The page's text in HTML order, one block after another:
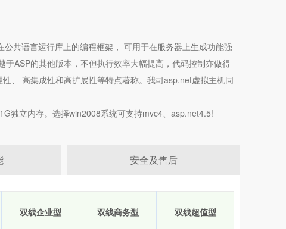
共语言运行库上的编程框架， 可用于在服务器上生成功能强
ASP的其他版本，不但执行效率大幅提高，代码控制亦做得
、 高集成性和高扩展性等特点著称。我司asp.net虚拟主机同
独立内存。选择win2008系统可支持mvc4、asp.net4.5!
安全及售后
双线企业型 双线商务型 双线超值型